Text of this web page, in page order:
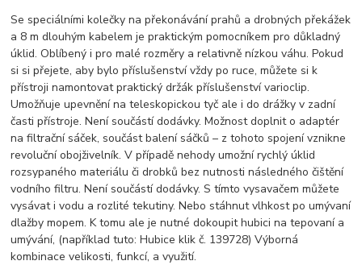
Se speciálními kolečky na překonávání prahů a drobných překážek
a 8 m dlouhým kabelem je praktickým pomocníkem pro důkladný
úklid. Oblíbený i pro malé rozměry a relativně nízkou váhu. Pokud
si si přejete, aby bylo příslušenství vždy po ruce, můžete si k
přístroji namontovat praktický držák příslušenství varioclip.
Umožňuje upevnění na teleskopickou tyč ale i do drážky v zadní
časti přístroje. Není součástí dodávky. Možnost doplnit o adaptér
na filtrační sáček, součást balení sáčků – z tohoto spojení vznikne
revoluční obojživelník. V případě nehody umožní rychlý úklid
rozsypaného materiálu či drobků bez nutnosti následného čištění
vodního filtru. Není součástí dodávky. S tímto vysavačem můžete
vysávat i vodu a rozlité tekutiny. Nebo stáhnut vlhkost po umývaní
dlažby mopem. K tomu ale je nutné dokoupit hubici na tepovaní a
umývání, (například tuto: Hubice klik č. 139728) Výborná
kombinace velikosti, funkcí, a využití.